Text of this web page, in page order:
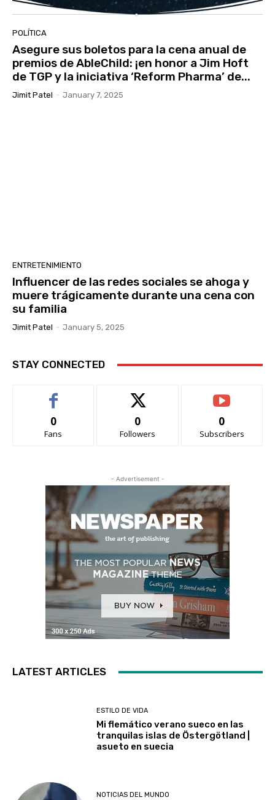
POLÍTICA
Asegure sus boletos para la cena anual de
premios de AbleChild: ¡en honor a Jim Hoft
de TGP y la iniciativa ‘Reform Pharma’ de...
Jimit Patel - January 7, 2025
ENTRETENIMIENTO
Influencer de las redes sociales se ahoga y
muere trágicamente durante una cena con
su familia
Jimit Patel - January 5, 2025
STAY CONNECTED
0
Fans
0
Followers
0
Subscribers
- Advertisement -
LATEST ARTICLES
ESTILO DE VIDA
Mi flemático verano sueco en las
tranquilas islas de Östergötland |
asueto en suecia
NOTICIAS DEL MUNDO